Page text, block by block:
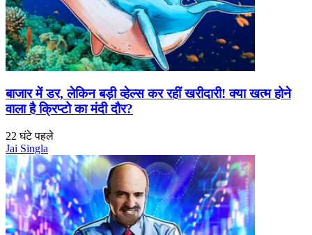
बाजार में डर, लेकिन बड़ी व्हेल्स कर रहीं खरीदारी! क्या खत्म होने
वाला है क्रिप्टो का मंदी दौर?
22 घंटे पहले
Jai Singla